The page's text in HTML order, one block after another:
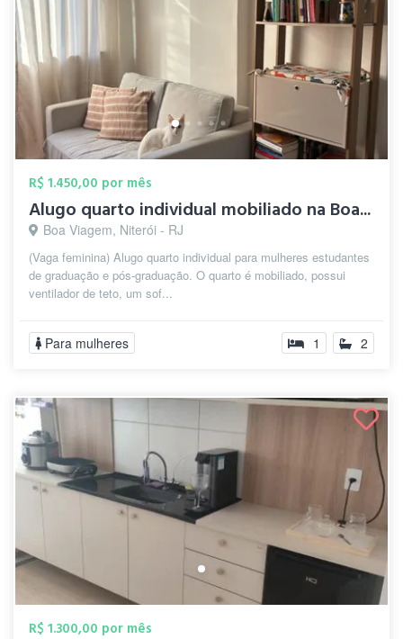
R$ 1.450,00 por mês
Alugo quarto individual mobiliado na Boa...
Boa Viagem, Niterói - RJ
(Vaga feminina) Alugo quarto individual para mulheres estudantes
de graduação e pós-graduação. O quarto é mobiliado, possui
ventilador de teto, um sof...
Para mulheres 1 2
R$ 1.300,00 por mês